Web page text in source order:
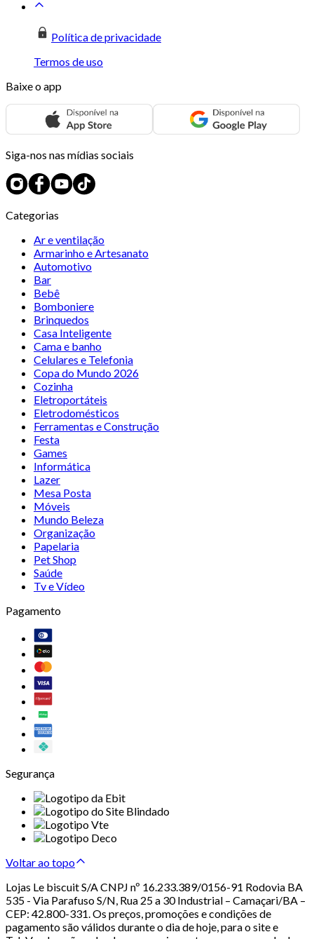
Política de privacidade
Termos de uso
Baixe o app
Siga-nos nas mídias sociais
Categorias
Ar e ventilação
Armarinho e Artesanato
Automotivo
Bar
Bebê
Bomboniere
Brinquedos
Casa Inteligente
Cama e banho
Celulares e Telefonia
Copa do Mundo 2026
Cozinha
Eletroportáteis
Eletrodomésticos
Ferramentas e Construção
Festa
Games
Informática
Lazer
Mesa Posta
Móveis
Mundo Beleza
Organização
Papelaria
Pet Shop
Saúde
Tv e Vídeo
Pagamento
Segurança
Voltar ao topo
Lojas Le biscuit S/A CNPJ nº 16.233.389/0156-91 Rodovia BA
535 - Via Parafuso S/N, Rua 25 a 30 Industrial – Camaçari/BA –
CEP: 42.800-331. Os preços, promoções e condições de
pagamento são válidos durante o dia de hoje, para o site e